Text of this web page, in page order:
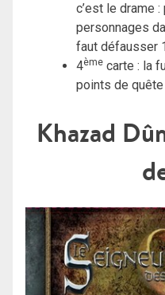
c’est le drame
personnages
faut défausser
4ème carte : la
points de
Khazad